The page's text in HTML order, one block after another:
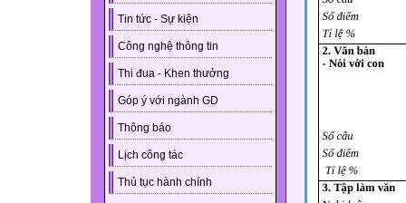
Tin tức - Sự kiện
Công nghệ thông tin
Thi đua - Khen thưởng
Góp ý với ngành GD
Thông báo
Lịch công tác
Thủ tục hành chính